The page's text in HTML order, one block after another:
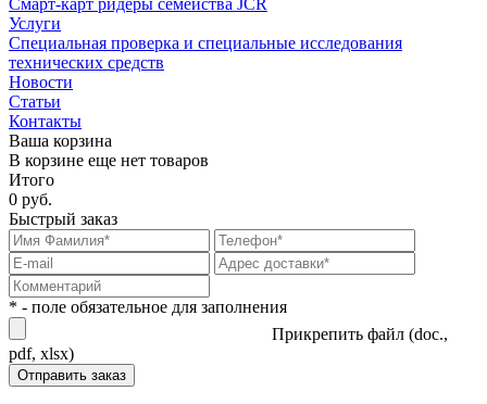
Услуги
Специальная проверка и специальные исследования
технических средств
Новости
Статьи
Контакты
Ваша корзина
В корзине еще нет товаров
Итого
0 руб.
Быстрый заказ
* - поле обязательное для заполнения
Прикрепить файл (doc.,
pdf, xlsx)